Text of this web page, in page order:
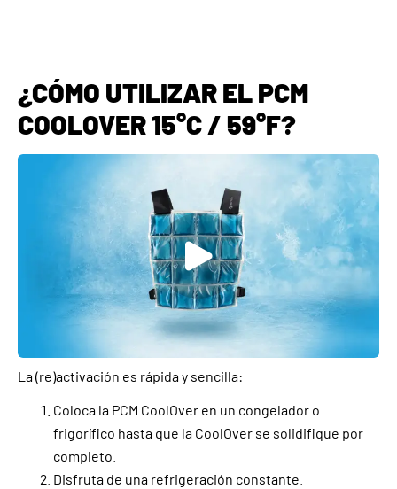
¿CÓMO UTILIZAR EL PCM
COOLOVER 15°C / 59°F?
La (re)activación es rápida y sencilla:
Coloca la PCM CoolOver en un congelador o
frigorífico hasta que la CoolOver se solidifique por
completo.
Disfruta de una refrigeración constante.